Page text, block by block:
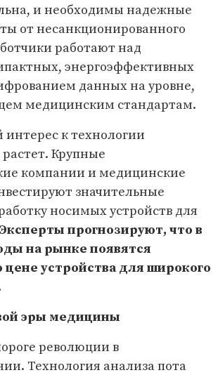
и необходимы надежные
от несанкционированного
работают над
энергоэффективных
данных на уровне,
медицинским стандартам.
к технологии
Крупные
компании и медицинские
значительные
носимых устройств для
Эксперты прогнозируют, что в
на рынке появятся
устройства для широкого
эры медицины
революции в
Технология анализа пота